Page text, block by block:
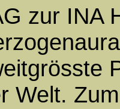
zur INA
Welt.